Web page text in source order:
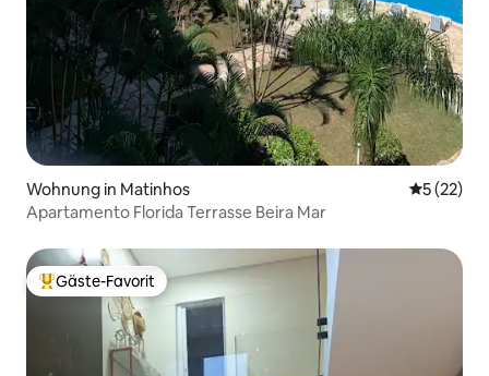
Wohnung in Matinhos
5 (22)
Apartamento Florida Terrasse Beira Mar
Beliebter Gäste-Favorit.
Gäste-Favorit